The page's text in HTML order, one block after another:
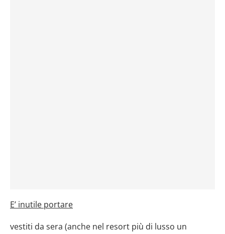
E’ inutile portare
vestiti da sera (anche nel resort più di lusso un